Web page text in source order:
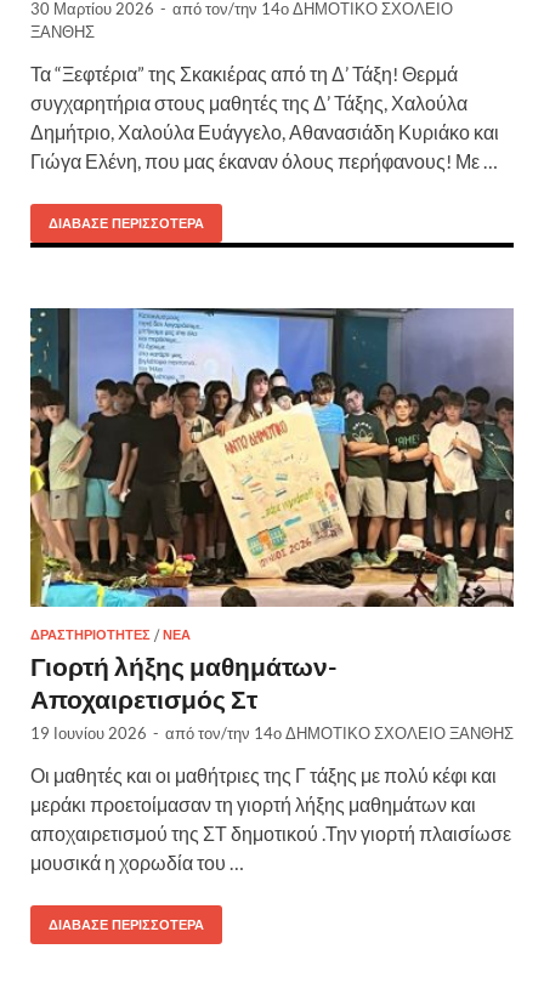
30 Μαρτίου 2026 - από τον/την 14ο ΔΗΜΟΤΙΚΟ ΣΧΟΛΕΙΟ
ΞΑΝΘΗΣ
Τα “Ξεφτέρια” της Σκακιέρας από τη Δ’ Τάξη! Θερμά
συγχαρητήρια στους μαθητές της Δ’ Τάξης, Χαλούλα
Δημήτριο, Χαλούλα Ευάγγελο, Αθανασιάδη Κυριάκο και
Γιώγα Ελένη, που μας έκαναν όλους περήφανους! Με …
ΔΙΆΒΑΣΕ ΠΕΡΙΣΣΌΤΕΡΑ
ΔΡΑΣΤΗΡΙΌΤΗΤΕΣ /ΝΈΑ
Γιορτή λήξης μαθημάτων-
Αποχαιρετισμός Στ
19 Ιουνίου 2026 - από τον/την 14ο ΔΗΜΟΤΙΚΟ ΣΧΟΛΕΙΟ ΞΑΝΘΗΣ
Οι μαθητές και οι μαθήτριες της Γ τάξης με πολύ κέφι και
μεράκι προετοίμασαν τη γιορτή λήξης μαθημάτων και
αποχαιρετισμού της ΣΤ δημοτικού .Την γιορτή πλαισίωσε
μουσικά η χορωδία του …
ΔΙΆΒΑΣΕ ΠΕΡΙΣΣΌΤΕΡΑ